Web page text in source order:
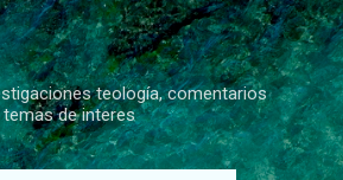
teología, comentarios
de interes